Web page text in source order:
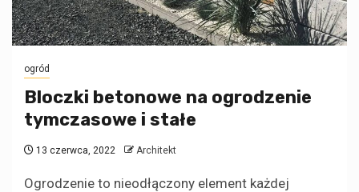
ogród
Bloczki betonowe na ogrodzenie
tymczasowe i stałe
13 czerwca, 2022 Architekt
Ogrodzenie to nieodłączony element każdej